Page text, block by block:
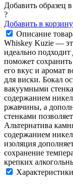
Добавить образец
?
Добавить в корзину
Описание
Whiskey Kuzie —
идеально
поможет
его вкус и аромат
для виски. Бокал
вакуумными
содержанием
ржавчины, а
стенками
Альтернатива
содержанием
изоляция
сохранение
крепких
Характеристики